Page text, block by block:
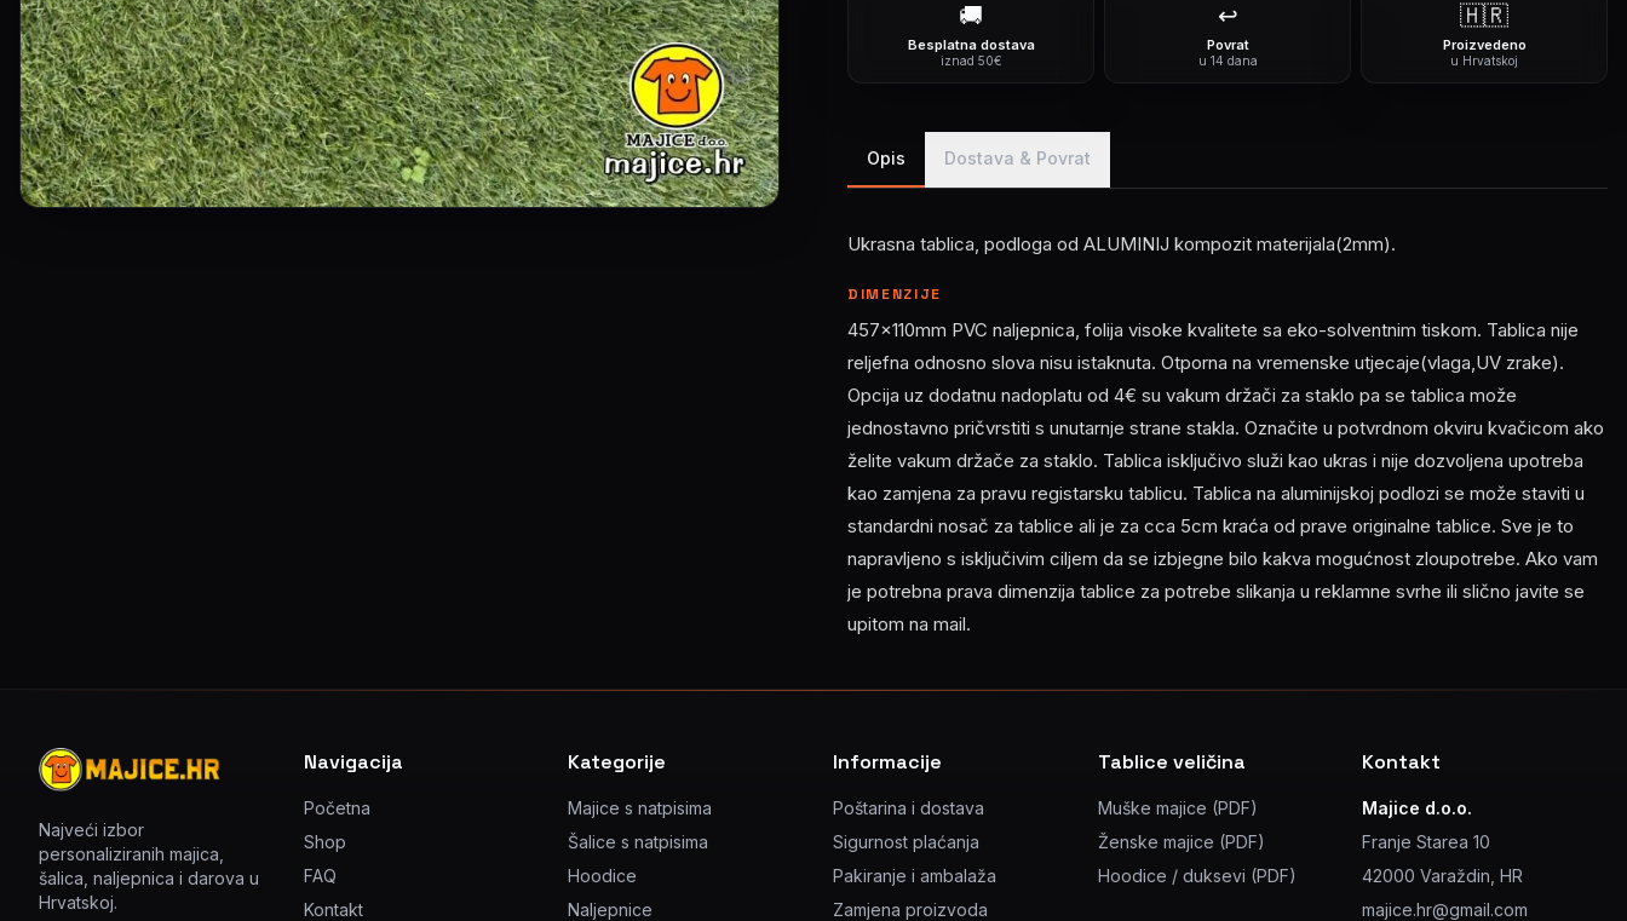
🚚
Besplatna dostava
iznad 50€
↩️
Povrat
u 14 dana
🇭🇷
Proizvedeno
u Hrvatskoj
Opis Dostava & Povrat
Ukrasna tablica, podloga od ALUMINIJ kompozit materijala(2mm).
DIMENZIJE
457x110mm PVC naljepnica, folija visoke kvalitete sa eko-solventnim tiskom. Tablica nije
reljefna odnosno slova nisu istaknuta. Otporna na vremenske utjecaje(vlaga,UV zrake).
Opcija uz dodatnu nadoplatu od 4€ su vakum držači za staklo pa se tablica može
jednostavno pričvrstiti s unutarnje strane stakla. Označite u potvrdnom okviru kvačicom ako
želite vakum držače za staklo. Tablica isključivo služi kao ukras i nije dozvoljena upotreba
kao zamjena za pravu registarsku tablicu. Tablica na aluminijskoj podlozi se može staviti u
standardni nosač za tablice ali je za cca 5cm kraća od prave originalne tablice. Sve je to
napravljeno s isključivim ciljem da se izbjegne bilo kakva mogućnost zloupotrebe. Ako vam
je potrebna prava dimenzija tablice za potrebe slikanja u reklamne svrhe ili slično javite se
upitom na mail.
Najveći izbor
personaliziranih majica,
šalica, naljepnica i darova u
Hrvatskoj.
Navigacija
Početna
Shop
FAQ
Kontakt
Kategorije
Majice s natpisima
Šalice s natpisima
Hoodice
Naljepnice
Informacije
Poštarina i dostava
Sigurnost plaćanja
Pakiranje i ambalaža
Zamjena proizvoda
Tablice veličina
Muške majice (PDF)
Ženske majice (PDF)
Hoodice / duksevi (PDF)
Kontakt
Majice d.o.o.
Franje Starea 10
42000 Varaždin, HR
majice.hr@gmail.com